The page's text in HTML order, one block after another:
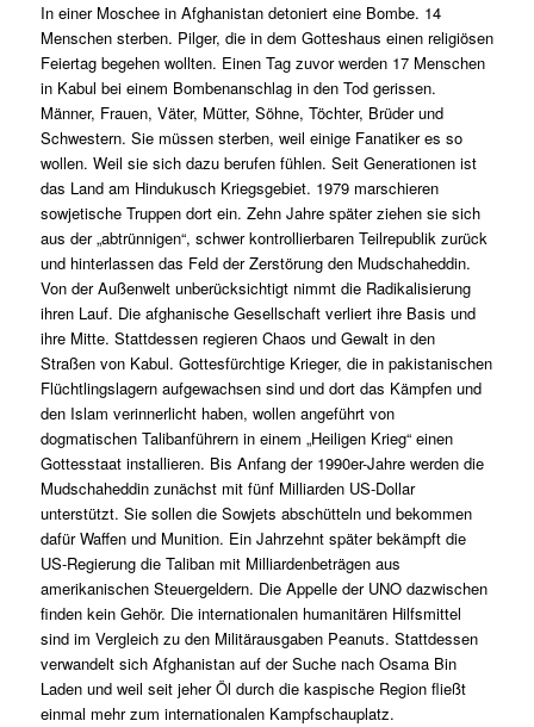
In einer Moschee in Afghanistan detoniert eine Bombe. 14
Menschen sterben. Pilger, die in dem Gotteshaus einen religiösen
Feiertag begehen wollten. Einen Tag zuvor werden 17 Menschen
in Kabul bei einem Bombenanschlag in den Tod gerissen.
Männer, Frauen, Väter, Mütter, Söhne, Töchter, Brüder und
Schwestern. Sie müssen sterben, weil einige Fanatiker es so
wollen. Weil sie sich dazu berufen fühlen. Seit Generationen ist
das Land am Hindukusch Kriegsgebiet. 1979 marschieren
sowjetische Truppen dort ein. Zehn Jahre später ziehen sie sich
aus der „abtrünnigen“, schwer kontrollierbaren Teilrepublik zurück
und hinterlassen das Feld der Zerstörung den Mudschaheddin.
Von der Außenwelt unberücksichtigt nimmt die Radikalisierung
ihren Lauf. Die afghanische Gesellschaft verliert ihre Basis und
ihre Mitte. Stattdessen regieren Chaos und Gewalt in den
Straßen von Kabul. Gottesfürchtige Krieger, die in pakistanischen
Flüchtlingslagern aufgewachsen sind und dort das Kämpfen und
den Islam verinnerlicht haben, wollen angeführt von
dogmatischen Talibanführern in einem „Heiligen Krieg“ einen
Gottesstaat installieren. Bis Anfang der 1990er-Jahre werden die
Mudschaheddin zunächst mit fünf Milliarden US-Dollar
unterstützt. Sie sollen die Sowjets abschütteln und bekommen
dafür Waffen und Munition. Ein Jahrzehnt später bekämpft die
US-Regierung die Taliban mit Milliardenbeträgen aus
amerikanischen Steuergeldern. Die Appelle der UNO dazwischen
finden kein Gehör. Die internationalen humanitären Hilfsmittel
sind im Vergleich zu den Militärausgaben Peanuts. Stattdessen
verwandelt sich Afghanistan auf der Suche nach Osama Bin
Laden und weil seit jeher Öl durch die kaspische Region fließt
einmal mehr zum internationalen Kampfschauplatz.